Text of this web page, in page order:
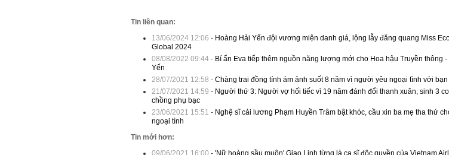
Tin liên quan:
13/06/2024 12:06 - Hoàng Hải Yến đội vương miện danh giá, lộng lẫy đăng quang Miss
Global 2024
08/08/2022 09:44- Bí ẩn Eva tiếp thêm nguồn năng lượng mới cho Hoa hậu Truyền thông
Yến
28/07/2021 12:58 - Chàng trai đồng tính ám ảnh suốt 8 năm vì người yêu ngoại tình với bạn
21/07/2021 14:59 - Người thứ 3: Người vợ hối tiếc vì 19 năm đánh đổi thanh xuân, sinh 3
chồng phụ bạc
23/06/2021 15:51 - Nghệ sĩ cải lương Phạm Huyền Trâm bật khóc, cầu xin ba mẹ tha thứ
ngoại tình
Tin mới hơn:
09/06/2021 16:00 - 'Nữ hoàng sầu muộn' Giao Linh từng là ca sĩ độc quyền của Vietnam